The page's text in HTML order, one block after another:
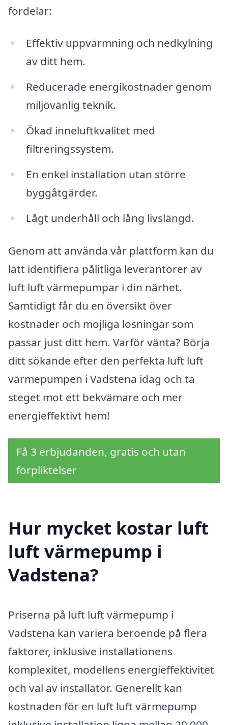
fördelar:
Effektiv uppvärmning och nedkylning
av ditt hem.
Reducerade energikostnader genom
miljövänlig teknik.
Ökad inneluftkvalitet med
filtreringssystem.
En enkel installation utan större
byggåtgärder.
Lågt underhåll och lång livslängd.
Genom att använda vår plattform kan du
lätt identifiera pålitliga leverantörer av
luft luft värmepumpar i din närhet.
Samtidigt får du en översikt över
kostnader och möjliga lösningar som
passar just ditt hem. Varför vänta? Börja
ditt sökande efter den perfekta luft luft
värmepumpen i Vadstena idag och ta
steget mot ett bekvämare och mer
energieffektivt hem!
Få 3 erbjudanden, gratis och utan
förpliktelser
Hur mycket kostar luft
luft värmepump i
Vadstena?
Priserna på luft luft värmepump i
Vadstena kan variera beroende på flera
faktorer, inklusive installationens
komplexitet, modellens energieffektivitet
och val av installatör. Generellt kan
kostnaden för en luft luft värmepump